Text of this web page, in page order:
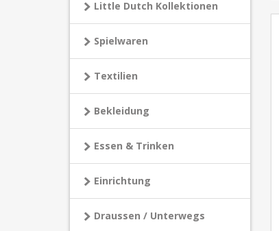
Little Dutch Kollektionen
Spielwaren
Textilien
Bekleidung
Essen & Trinken
Einrichtung
Draussen / Unterwegs